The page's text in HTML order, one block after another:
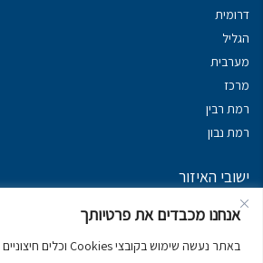
אנחנו מכבדים את פרטיותך
דרומית
הגליל
מערבית
מרכז
רמת רבין
רמת נבון
ישובי האיזור
נכסים במשגב
מרום הגליל